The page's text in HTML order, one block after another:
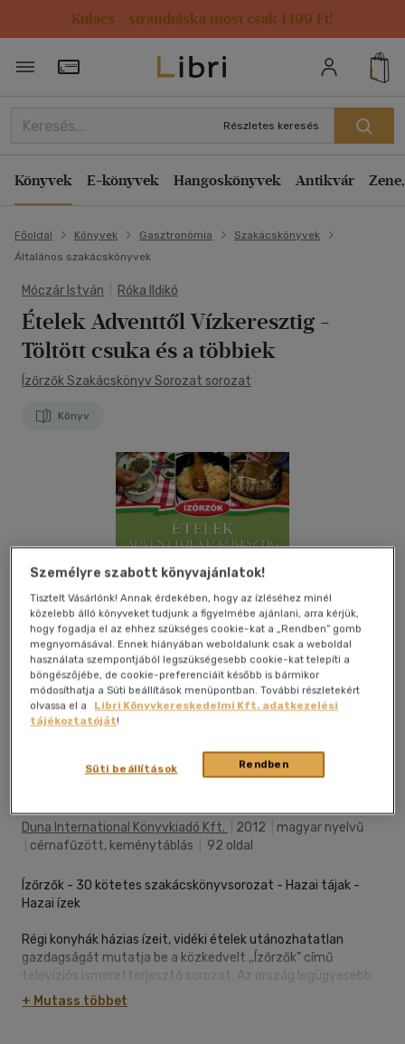
Kulacs / strandtáska most csak 1499 Ft!
Törzsvásárlói Kártya adatai
Részletes keresés
Könyvek E-könyvek Hangoskönyvek Antikvár
Főoldal Könyvek Gasztronómia
Szakácskönyvek
Általános szakácskönyvek
Móczár István Róka Ildikó
Ételek Adventtől Vízkeresztig -
Töltött csuka és a többiek
Ízőrzők Szakácskönyv Sorozat sorozat
Könyv
Kívánságlistához adom
Duna International Könyvkiadó Kft. 2012
magyar nyelvű
cérnafűzött, keménytáblás 92 oldal
Ízőrzők - 30 kötetes szakácskönyvsorozat - Hazai tájak -
Hazai ízek
Régi konyhák házias ízeit, vidéki ételek utánozhatatlan
gazdagságát mutatja be a közkedvelt ,,Ízőrzők" című
televíziós ismeretterjesztő sorozat. Az ország legügyesebb
háziasszonyaitól és házigazdáitól könnyen kedvet
kaphatnak, hogy meglepjék családjukat, barátaikat a régi idők
+ Mutass többet
Személyre szabott könyvajánlatok!
Tisztelt Vásárlónk! Annak érdekében, hogy az ízléséhez minél
közelebb álló könyveket tudjunk a figyelmébe ajánlani, arra kérjük,
hogy fogadja el az ehhez szükséges cookie-kat a „Rendben” gomb
megnyomásával. Ennek hiányában weboldalunk csak a weboldal
használata szempontjából legszükségesebb cookie-kat telepíti a
böngészőjébe, de cookie-preferenciáit később is bármikor
módosíthatja a Süti beállítások menüpontban. További részletekért
olvassa el a
Libri Könyvkereskedelmi Kft. adatkezelési
tájékoztatóját!
Rendben
Süti beállítások